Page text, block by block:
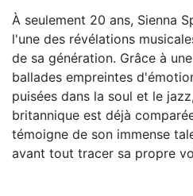
À seulement 20 ans, Sienna
l'une des révélations
de sa génération. Grâce à
ballades empreintes
puisées dans la soul et le
britannique est déjà
témoigne de son immense
avant tout tracer sa propre